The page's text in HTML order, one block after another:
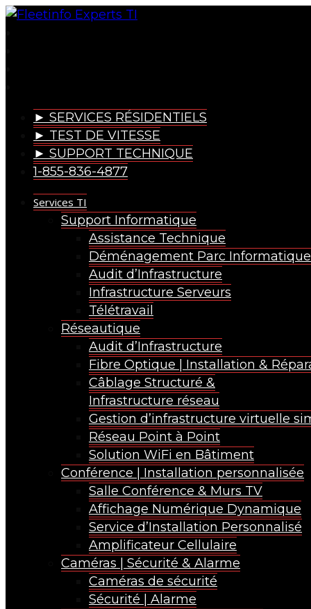
► SERVICES RÉSIDENTIELS
► TEST DE VITESSE
► SUPPORT TECHNIQUE
1-855-836-4877
Services TI
Support Informatique
Assistance Technique
Déménagement Parc Informatique
Audit d’Infrastructure
Infrastructure Serveurs
Télétravail
Réseautique
Audit d’Infrastructure
Fibre Optique | Installation &
Câblage Structuré &
Infrastructure réseau
Gestion d’infrastructure virtuelle
Réseau Point à Point
Solution WiFi en Bâtiment
Conférence | Installation personnalisée
Salle Conférence & Murs TV
Affichage Numérique Dynamique
Service d’Installation Personnalisé
Amplificateur Cellulaire
Caméras | Sécurité & Alarme
Caméras de sécurité
Sécurité | Alarme